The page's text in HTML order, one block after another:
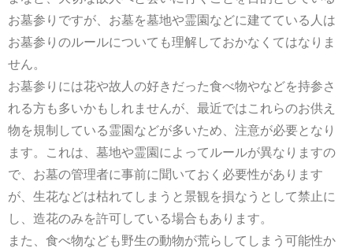
遺骨を飛行機に持ち込んで帰宅する方法
お墓参りですが、お墓を墓地や霊園などに建てている人は
お墓参りのルールについても理解しておかなくてはなりま
せん。
お墓参りには花や故人の好きだった食べ物やなどを持参さ
れる方も多いかもしれませんが、最近ではこれらのお供え
物を規制している霊園などが多いため、注意が必要となり
ます。これは、墓地や霊園によってルールが異なりますの
で、お墓の管理者に事前に聞いておく必要性があります
が、生花などは枯れてしまうと景観を損なうとして禁止に
し、造花のみを許可している場合もあります。
また、食べ物なども野生の動物が荒らしてしまう可能性か